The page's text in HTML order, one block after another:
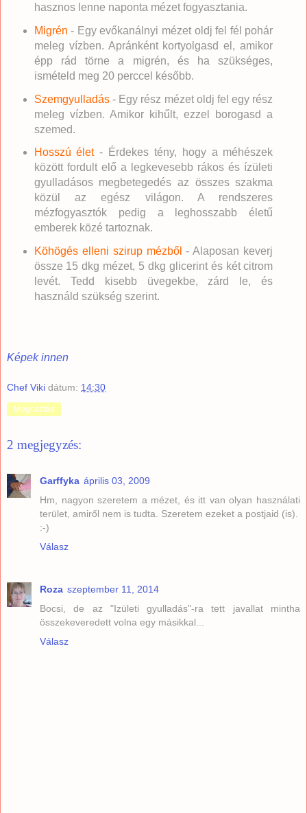
hasznos lenne naponta mézet fogyasztania.
Migrén - Egy evőkanálnyi mézet oldj fel fél pohár
meleg vízben. Apránként kortyolgasd el, amikor
épp rád törne a migrén, és ha szükséges,
ismételd meg 20 perccel később.
Szemgyulladás- Egy rész mézet oldj fel egy rész
meleg vízben. Amikor kihűlt, ezzel borogasd a
szemed.
Hosszú élet- Érdekes tény, hogy a méhészek
között fordult elő a legkevesebb rákos és ízületi
gyulladásos megbetegedés az összes szakma
közül az egész világon. A rendszeres
mézfogyasztók pedig a leghosszabb életű
emberek közé tartoznak.
Köhögés elleni szirup mézből - Alaposan keverj
össze 15 dkg mézet, 5 dkg glicerint és két citrom
levét. Tedd kisebb üvegekbe, zárd le, és
használd szükség szerint.
Képek innen
Chef Viki dátum: 14:30
Megosztás
2 megjegyzés:
Garffyka április 03, 2009
Hm, nagyon szeretem a mézet, és itt van olyan használati
terület, amiről nem is tudta. Szeretem ezeket a postjaid (is).
:-)
Válasz
Roza szeptember 11, 2014
Bocsi, de az "Izületi gyulladás"-ra tett javallat mintha
összekeveredett volna egy másikkal...
Válasz